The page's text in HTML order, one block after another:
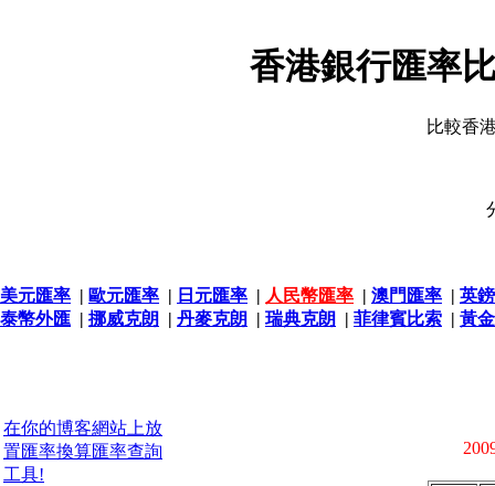
香港銀行匯率
比較香
美元匯率 | 歐元匯率 | 日元匯率 | 人民幣匯率 | 澳門匯率 | 英
泰幣外匯 | 挪威克朗 | 丹麥克朗 | 瑞典克朗 | 菲律賓比索 | 黃
在你的博客網站上放
置匯率換算匯率查詢
工具!